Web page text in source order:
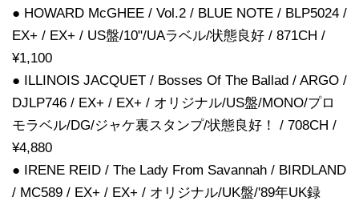
● HOWARD McGHEE / Vol.2 / BLUE NOTE / BLP5024 /
EX+ / EX+ / US盤/10"/UAラベル/状態良好 / 871CH /
¥1,100
● ILLINOIS JACQUET / Bosses Of The Ballad / ARGO /
DJLP746 / EX+ / EX+ / オリジナル/US盤/MONO/プロ
モラベル/DG/ジャケ裏スタンプ/状態良好！ / 708CH /
¥4,880
● IRENE REID / The Lady From Savannah / BIRDLAND
/ MC589 / EX+ / EX+ / オリジナル/UK盤/'89年UK録